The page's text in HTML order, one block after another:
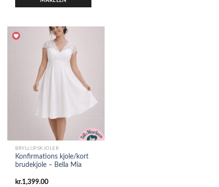
BRYLLUPSKJOLER
Konfirmations kjole/kort
brudekjole – Bella Mia
kr.1,399.00